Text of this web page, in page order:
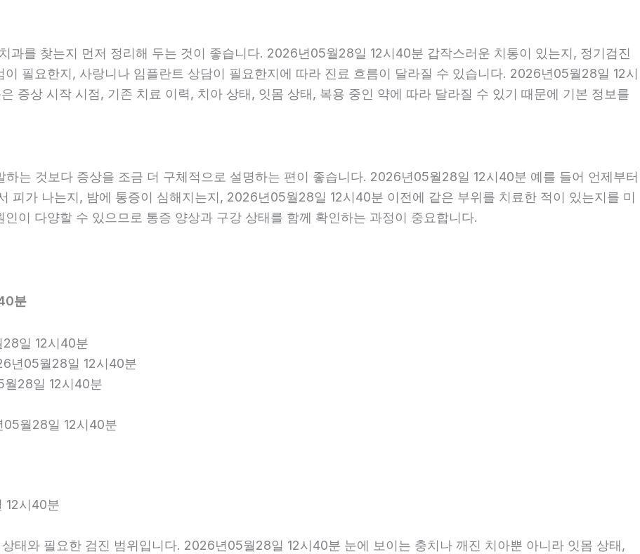
과를 찾는지 먼저 정리해 두는 것이 좋습니다. 2026년05월28일 12시40분 갑작스러운 치통이 있는지, 정기검진
필요한지, 사랑니나 임플란트 상담이 필요한지에 따라 진료 흐름이 달라질 수 있습니다. 2026년05월28일 12시
증상 시작 시점, 기존 치료 이력, 치아 상태, 잇몸 상태, 복용 중인 약에 따라 달라질 수 있기 때문에 기본 정보를
는 것보다 증상을 조금 더 구체적으로 설명하는 편이 좋습니다. 2026년05월28일 12시40분 예를 들어 언제부터
피가 나는지, 밤에 통증이 심해지는지, 2026년05월28일 12시40분 이전에 같은 부위를 치료한 적이 있는지를 미
이 다양할 수 있으므로 통증 양상과 구강 상태를 함께 확인하는 과정이 중요합니다.
분
일 12시40분
년05월28일 12시40분
28일 12시40분
05월28일 12시40분
12시40분
태와 필요한 검진 범위입니다. 2026년05월28일 12시40분 눈에 보이는 충치나 깨진 치아뿐 아니라 잇몸 상태,